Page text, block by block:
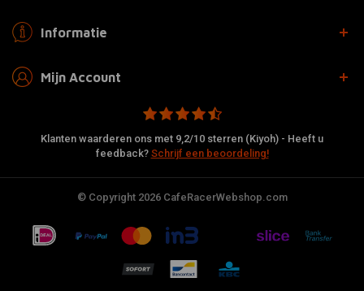
Informatie
Mijn Account
Klanten waarderen ons met 9,2/10 sterren (Kiyoh) - Heeft u
feedback? Schrijf een beoordeling!
© Copyright 2026 CafeRacerWebshop.com